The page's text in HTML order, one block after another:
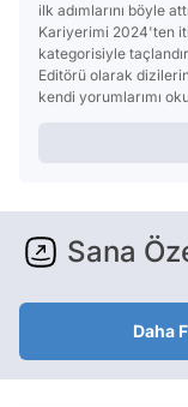
ilk adımlarını böyle
Kariyerimi 2024'ten
kategorisiyle
Editörü olarak
kendi yorumlarımı
Sana
Daha